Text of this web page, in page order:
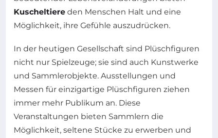
Kuscheltiere den Menschen Halt und eine
Möglichkeit, ihre Gefühle auszudrücken.
In der heutigen Gesellschaft sind Plüschfiguren
nicht nur Spielzeuge; sie sind auch Kunstwerke
und Sammlerobjekte. Ausstellungen und
Messen für einzigartige Plüschfiguren ziehen
immer mehr Publikum an. Diese
Veranstaltungen bieten Sammlern die
Möglichkeit, seltene Stücke zu erwerben und